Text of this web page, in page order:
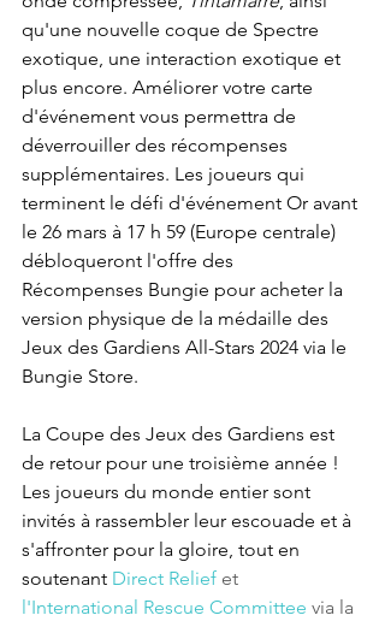
qu'une nouvelle coque de Spectre
exotique, une interaction exotique et
plus encore. Améliorer votre carte
d'événement vous permettra de
déverrouiller des récompenses
supplémentaires. Les joueurs qui
terminent le défi d'événement Or avant
le 26 mars à 17 h 59 (Europe centrale)
débloqueront l'offre des
Récompenses Bungie pour acheter la
version physique de la médaille des
Jeux des Gardiens All-Stars 2024 via le
Bungie Store.
La Coupe des Jeux des Gardiens est
de retour pour une troisième année !
Les joueurs du monde entier sont
invités à rassembler leur escouade et à
s'affronter pour la gloire, tout en
soutenant Direct Relief et
l'International Rescue Committee via la